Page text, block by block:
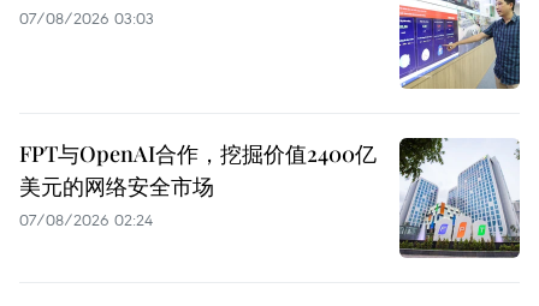
07/08/2026 03:03
FPT与OpenAI合作，挖掘价值2400亿
美元的网络安全市场
07/08/2026 02:24